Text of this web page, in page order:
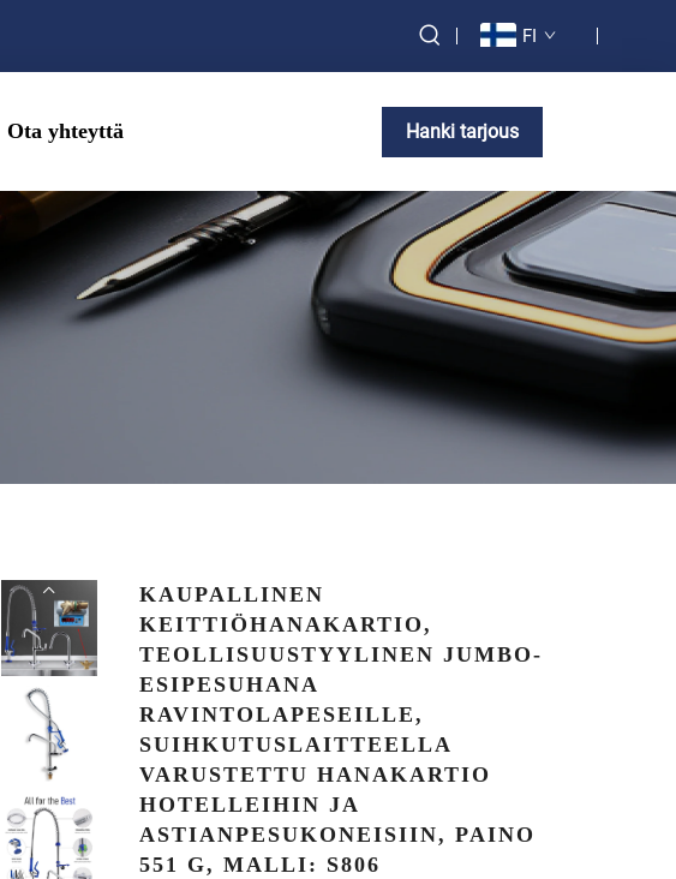
FI
Ota yhteyttä Hanki tarjous
KAUPALLINEN
KEITTIÖHANAKARTIO,
TEOLLISUUSTYYLINEN JUMBO-
ESIPESUHANA
RAVINTOLAPESEILLE,
SUIHKUTUSLAITTEELLA
VARUSTETTU HANAKARTIO
HOTELLEIHIN JA
ASTIANPESUKONEISIIN, PAINO
551 G, MALLI: S806